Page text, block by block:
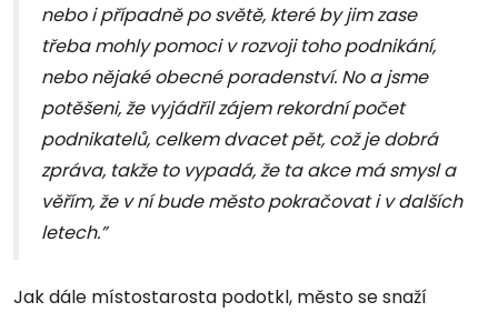
nebo i případně po světě, které by jim zase
třeba mohly pomoci v rozvoji toho podnikání,
nebo nějaké obecné poradenství. No a jsme
potěšeni, že vyjádřil zájem rekordní počet
podnikatelů, celkem dvacet pět, což je dobrá
zpráva, takže to vypadá, že ta akce má smysl a
věřím, že v ní bude město pokračovat i v dalších
letech.”
Jak dále místostarosta podotkl, město se snaží